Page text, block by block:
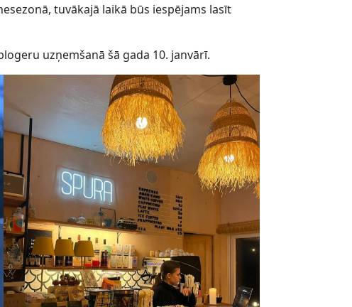
tuvākajā laikā būs iespējams lasīt
uzņemšanā šā gada 10. janvārī.